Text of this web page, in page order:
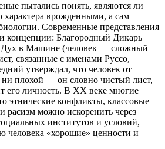
пытались понять, являются ли
характера врожденными, а сам
Современные представления
концепции: Благородный Дикарь
Дух в Машине (человек — сложный
связанные с именами Руссо,
утверждал, что человек от
плохой — он словно чистый лист,
его личность. В ХХ веке многие
этнические конфликты, классовые
расизм можно искоренить через
институтов и условий,
человека «хорошие» ценности и